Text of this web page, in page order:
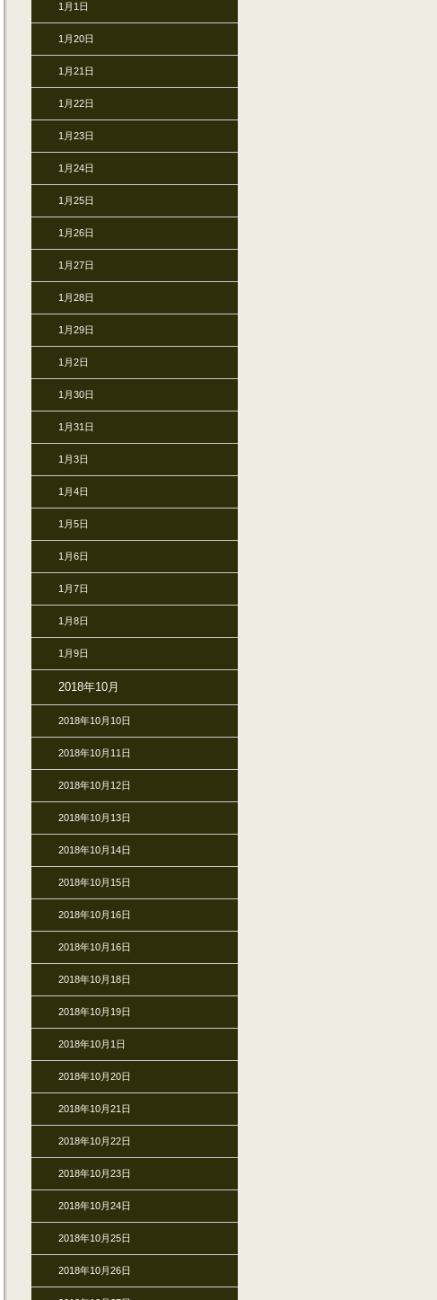
1月1日
1月20日
1月21日
1月22日
1月23日
1月24日
1月25日
1月26日
1月27日
1月28日
1月29日
1月2日
1月30日
1月31日
1月3日
1月4日
1月5日
1月6日
1月7日
1月8日
1月9日
2018年10月
2018年10月10日
2018年10月11日
2018年10月12日
2018年10月13日
2018年10月14日
2018年10月15日
2018年10月16日
2018年10月16日
2018年10月18日
2018年10月19日
2018年10月1日
2018年10月20日
2018年10月21日
2018年10月22日
2018年10月23日
2018年10月24日
2018年10月25日
2018年10月26日